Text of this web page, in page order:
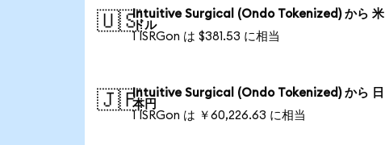
🇺🇸Intuitive Surgical (Ondo Tokenized) から 米
ドル
1 ISRGon は $381.53 に相当
🇯🇵Intuitive Surgical (Ondo Tokenized) から 日
本円
1 ISRGon は ￥60,226.63 に相当